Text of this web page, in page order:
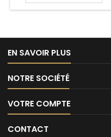
EN SAVOIR PLUS
NOTRE SOCIÉTÉ
VOTRE COMPTE
CONTACT